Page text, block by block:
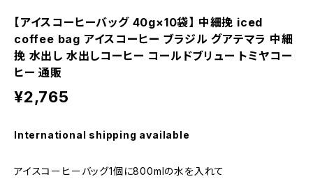
【アイスコーヒーバッグ 40g×10袋】 中細挽 iced
coffee bag アイスコーヒー ブラジル グアテマラ 中細
挽 水出し 水出しコーヒー コールドブリュー トミヤコー
ヒー 通販
¥2,765
International shipping available
アイスコーヒーバッグ1個に800mlの水を入れて